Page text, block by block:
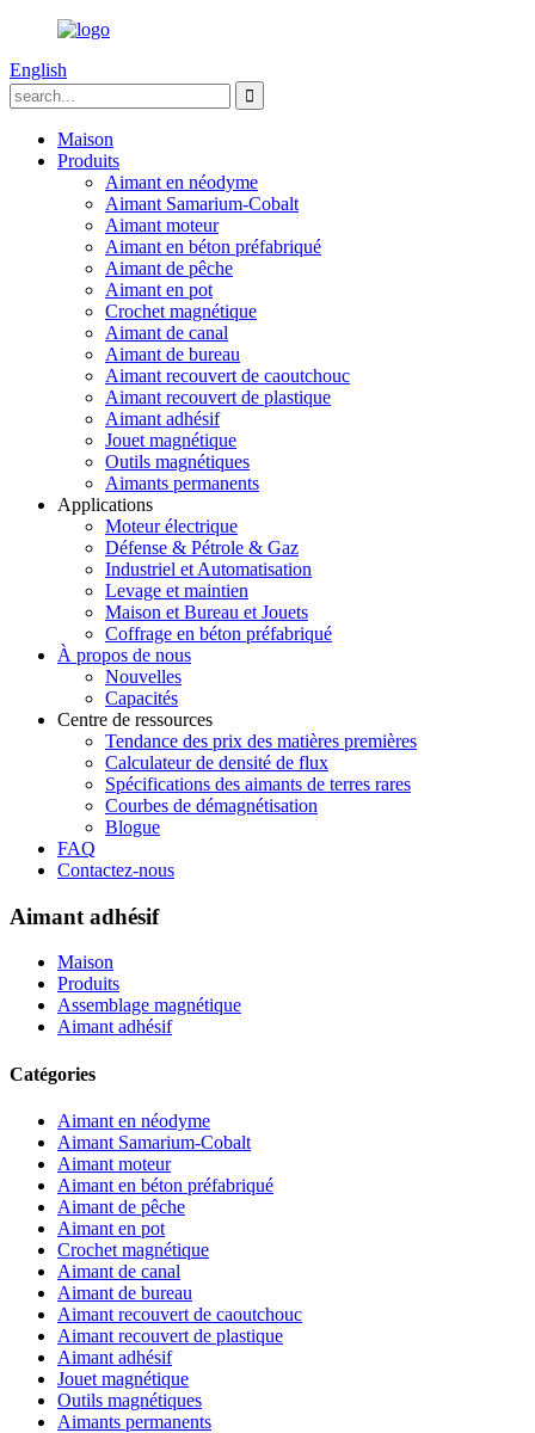
English
Maison
Produits
Aimant en néodyme
Aimant Samarium-Cobalt
Aimant moteur
Aimant en béton préfabriqué
Aimant de pêche
Aimant en pot
Crochet magnétique
Aimant de canal
Aimant de bureau
Aimant recouvert de caoutchouc
Aimant recouvert de plastique
Aimant adhésif
Jouet magnétique
Outils magnétiques
Aimants permanents
Applications
Moteur électrique
Défense & Pétrole & Gaz
Industriel et Automatisation
Levage et maintien
Maison et Bureau et Jouets
Coffrage en béton préfabriqué
À propos de nous
Nouvelles
Capacités
Centre de ressources
Tendance des prix des matières premières
Calculateur de densité de flux
Spécifications des aimants de terres rares
Courbes de démagnétisation
Blogue
FAQ
Contactez-nous
Aimant adhésif
Maison
Produits
Assemblage magnétique
Aimant adhésif
Catégories
Aimant en néodyme
Aimant Samarium-Cobalt
Aimant moteur
Aimant en béton préfabriqué
Aimant de pêche
Aimant en pot
Crochet magnétique
Aimant de canal
Aimant de bureau
Aimant recouvert de caoutchouc
Aimant recouvert de plastique
Aimant adhésif
Jouet magnétique
Outils magnétiques
Aimants permanents